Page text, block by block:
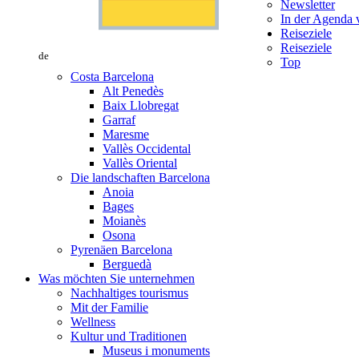
de
Newsletter
In der Agenda
Reiseziele
Reiseziele
Top
Costa Barcelona
Alt Penedès
Baix Llobregat
Garraf
Maresme
Vallès Occidental
Vallès Oriental
Die landschaften Barcelona
Anoia
Bages
Moianès
Osona
Pyrenäen Barcelona
Berguedà
Was möchten Sie unternehmen
Nachhaltiges tourismus
Mit der Familie
Wellness
Kultur und Traditionen
Museus i monuments